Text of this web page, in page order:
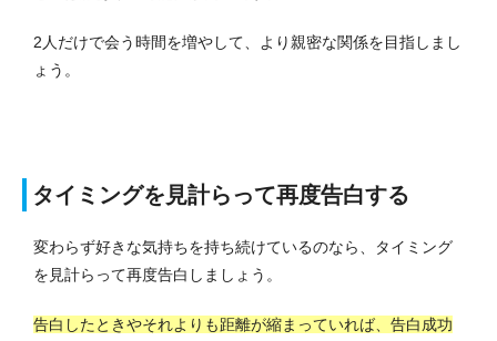
2人だけで会う時間を増やして、より親密な関係を目指しまし
ょう。
タイミングを見計らって再度告白する
変わらず好きな気持ちを持ち続けているのなら、タイミング
を見計らって再度告白しましょう。
告白したときやそれよりも距離が縮まっていれば、告白成功